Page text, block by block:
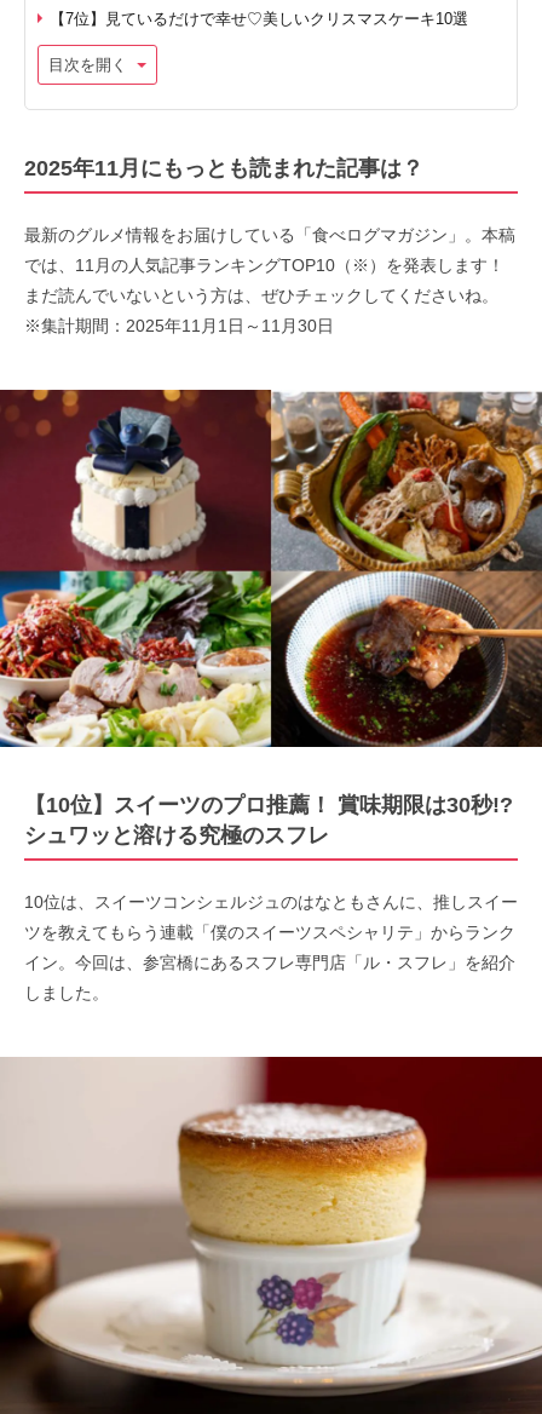
【7位】見ているだけで幸せ♡美しいクリスマスケーキ10選
目次を開く
2025年11月にもっとも読まれた記事は？
最新のグルメ情報をお届けしている「食べログマガジン」。本稿
では、11月の人気記事ランキングTOP10（※）を発表します！
まだ読んでいないという方は、ぜひチェックしてくださいね。
※集計期間：2025年11月1日～11月30日
【10位】スイーツのプロ推薦！ 賞味期限は30秒!?
シュワッと溶ける究極のスフレ
10位は、スイーツコンシェルジュのはなともさんに、推しスイー
ツを教えてもらう連載「僕のスイーツスペシャリテ」からランク
イン。今回は、参宮橋にあるスフレ専門店「ル・スフレ」を紹介
しました。